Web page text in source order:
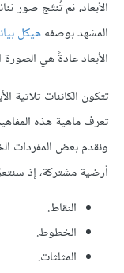
الأبعاد، ثم تُنتَج صور
المشهد بوصفههيكل
الأبعاد عادةً هي
تتكون الكائنات
تعرف ماهية هذه
ونقدم بعض المفردات
أرضية مشتركة، إذ
النقاط.
الخطوط.
المثلثات.